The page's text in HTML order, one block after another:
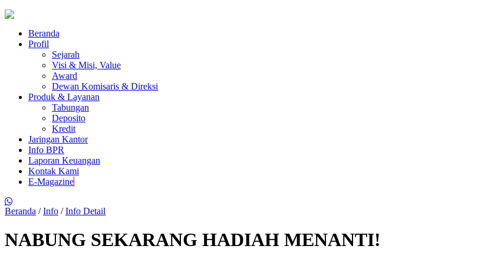
Beranda
Profil
Sejarah
Visi & Misi, Value
Award
Dewan Komisaris & Direksi
Produk & Layanan
Tabungan
Deposito
Kredit
Jaringan Kantor
Info BPR
Laporan Keuangan
Kontak Kami
E-Magazine
Beranda /Info /Info Detail
NABUNG SEKARANG HADIAH MENANTI!